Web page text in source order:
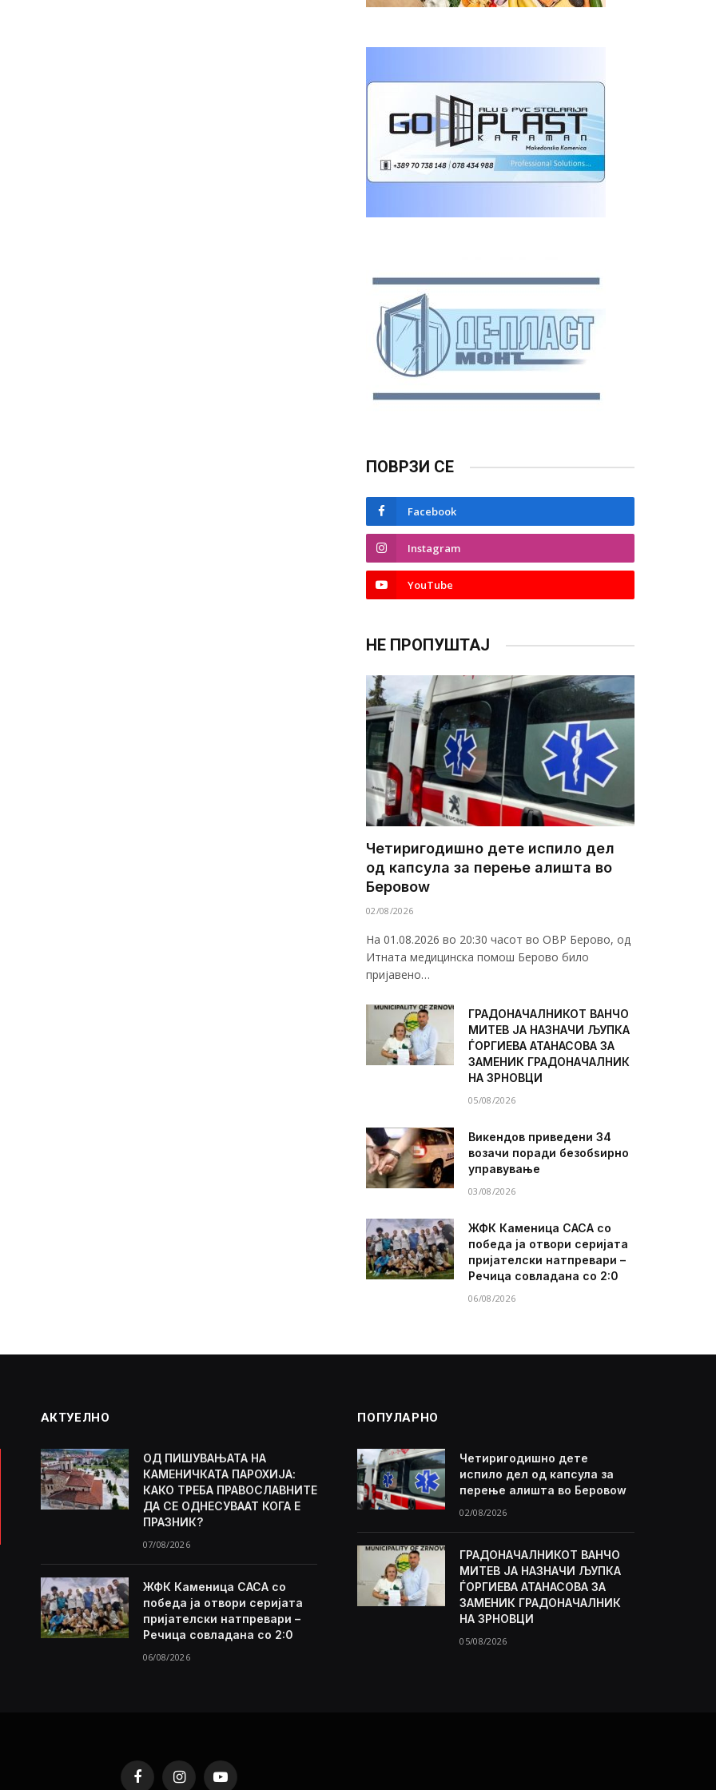
ПОВРЗИ СЕ
Facebook
Instagram
YouTube
НЕ ПРОПУШТАЈ
Четиригодишно дете испило дел
од капсула за перење алишта во
Беровоw
02/08/2026
На 01.08.2026 во 20:30 часот во ОВР Берово, од
Итната медицинска помош Берово било
пријавено…
ГРАДОНАЧАЛНИКОТ ВАНЧО
МИТЕВ ЈА НАЗНАЧИ ЉУПКА
ЃОРГИЕВА АТАНАСОВА ЗА
ЗАМЕНИК ГРАДОНАЧАЛНИК
НА ЗРНОВЦИ
05/08/2026
Викендов приведени 34
возачи поради безобѕирно
управување
03/08/2026
ЖФК Каменица САСА со
победа ја отвори серијата
пријателски натпревари –
Речица совладана со 2:0
06/08/2026
АКТУЕЛНО
ОД ПИШУВАЊАТА НА
КАМЕНИЧКАТА ПАРОХИЈА:
КАКО ТРЕБА ПРАВОСЛАВНИТЕ
ДА СЕ ОДНЕСУВААТ КОГА Е
ПРАЗНИК?
07/08/2026
ЖФК Каменица САСА со
победа ја отвори серијата
пријателски натпревари –
Речица совладана со 2:0
06/08/2026
ПОПУЛАРНО
Четиригодишно дете
испило дел од капсула за
перење алишта во Беровоw
02/08/2026
ГРАДОНАЧАЛНИКОТ ВАНЧО
МИТЕВ ЈА НАЗНАЧИ ЉУПКА
ЃОРГИЕВА АТАНАСОВА ЗА
ЗАМЕНИК ГРАДОНАЧАЛНИК
НА ЗРНОВЦИ
05/08/2026
FacebookInstagramYouTube